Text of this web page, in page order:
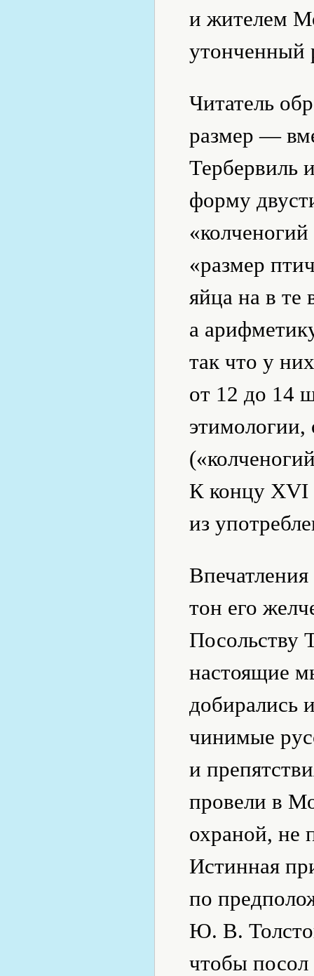
и жителем
утонченный
Читатель
размер —
Тербервиль
форму
«размер
яйца на в те
а
так что у
от 12 до 14
этимологии,
К концу XVI
из
тон его
Посольству
настоящие
добирались
чинимые
и
провели в
охраной, не
Истинная
по
Ю. В.
чтобы посол